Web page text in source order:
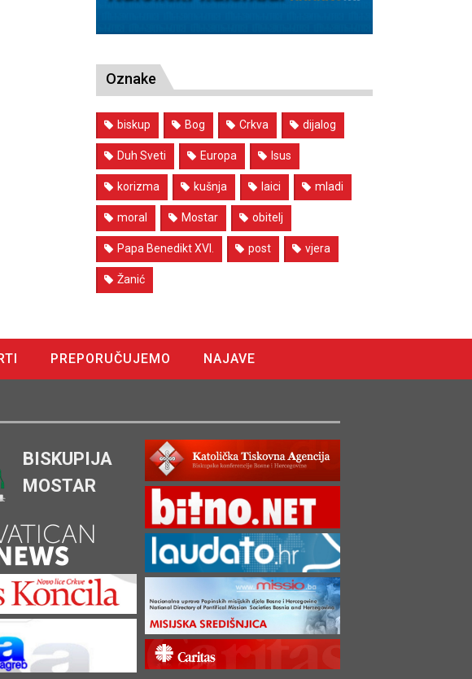
Oznake
biskup Bog Crkva dijalog
Duh Sveti Europa Isus
korizma kušnja laici mladi
moral Mostar obitelj
Papa Benedikt XVI. post vjera
Žanić
PREPORUČUJEMO
NAJAVE
BISKUPIJA
MOSTAR